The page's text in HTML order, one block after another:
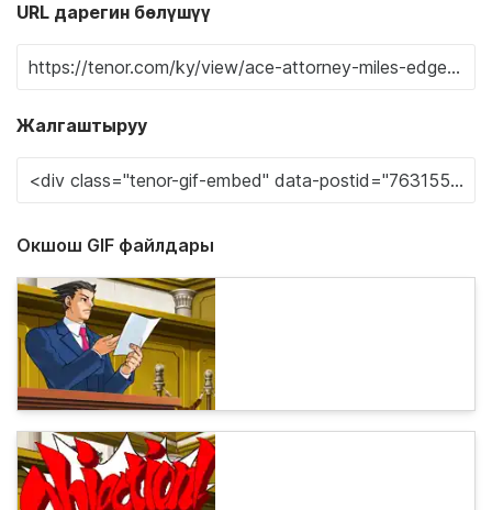
URL дарегин бөлүшүү
Жалгаштыруу
Окшош GIF файлдары